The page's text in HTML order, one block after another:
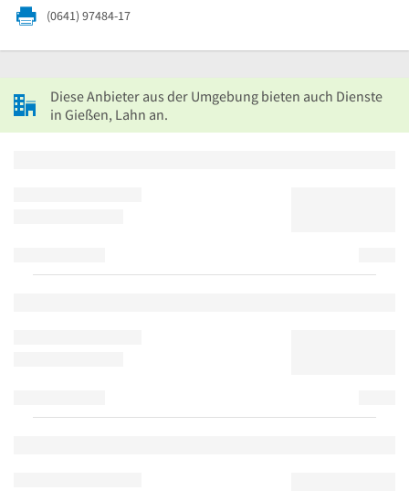
(0641) 97484-17
Diese Anbieter aus der Umgebung bieten auch Dienste
in Gießen, Lahn an.